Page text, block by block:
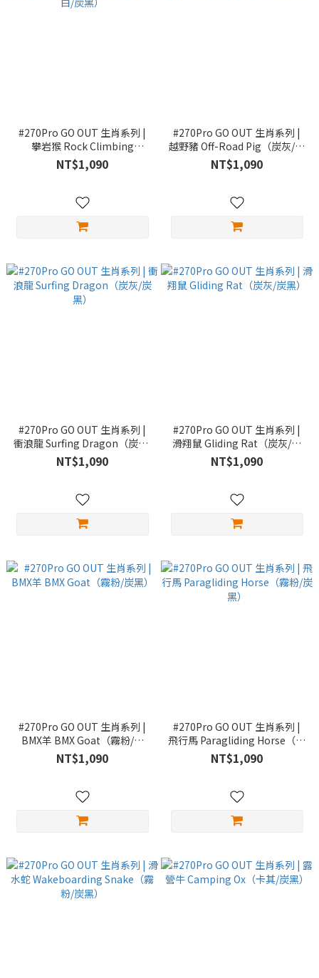
#270Pro GO OUT 生肖系列 |
攀岩猴 Rock Climbing
Monkey（純白/炭黑）
NT$1,090
#270Pro GO OUT 生肖系列 |
越野豬 Off-Road Pig（炭灰/炭
黑）
NT$1,090
#270Pro GO OUT 生肖系列 |
衝浪龍 Surfing Dragon（炭灰/
炭黑）
NT$1,090
#270Pro GO OUT 生肖系列 |
滑翔鼠 Gliding Rat（炭灰/炭
黑）
NT$1,090
#270Pro GO OUT 生肖系列 |
BMX羊 BMX Goat（霧粉/炭
黑）
NT$1,090
#270Pro GO OUT 生肖系列 |
飛行馬 Paragliding Horse（霧
粉/炭黑）
NT$1,090